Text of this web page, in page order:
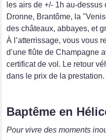
les airs de +/- 1h au-
Dronne, Brantôme, la
des châteaux, abbayes, et
À l’atterrissage, vous vous
d’une flûte de Champagne
certificat de vol. Le retour
dans le prix de la prestation.
Baptême en
Pour vivre des moments